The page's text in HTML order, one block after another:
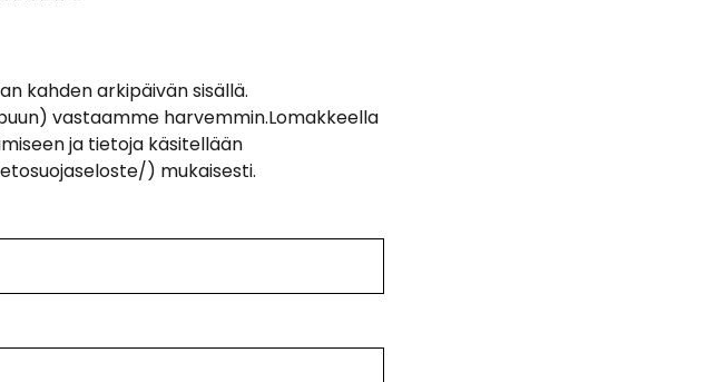
kahden arkipäivän sisällä.
vastaamme harvemmin.Lomakkeella
ja tietoja käsitellään
) mukaisesti.